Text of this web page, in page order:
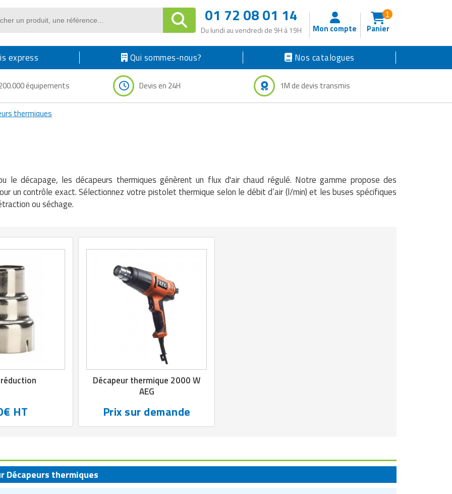
01 72 08 01 14
Du lundi au vendredi de 9H à 19H Mon compte Panier
1
express Qui sommes-nous? Nos catalogues
équipements Devis en 24H 1M de devis transmis
thermiques
le décapage, les décapeurs thermiques génèrent un flux d'air chaud régulé. Notre gamme propose des
un contrôle exact. Sélectionnez votre pistolet thermique selon le débit d’air (l/min) et les buses spécifiques
ou séchage.
HT
Décapeur thermique 2000 W
AEG
Prix sur demande
Décapeurs thermiques